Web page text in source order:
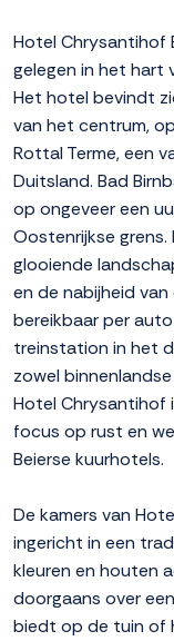
Hotel Chrysantihof
gelegen in het hart
Het hotel bevindt
van het centrum,
Rottal Terme, een
Duitsland. Bad
op ongeveer een
Oostenrijkse
glooiende
en de nabijheid
bereikbaar per
treinstation in het
zowel
Hotel Chrysantihof
focus op rust en
Beierse kuurhotels.
De kamers van
ingericht in een
kleuren en houten
doorgaans over
biedt op de tuin of